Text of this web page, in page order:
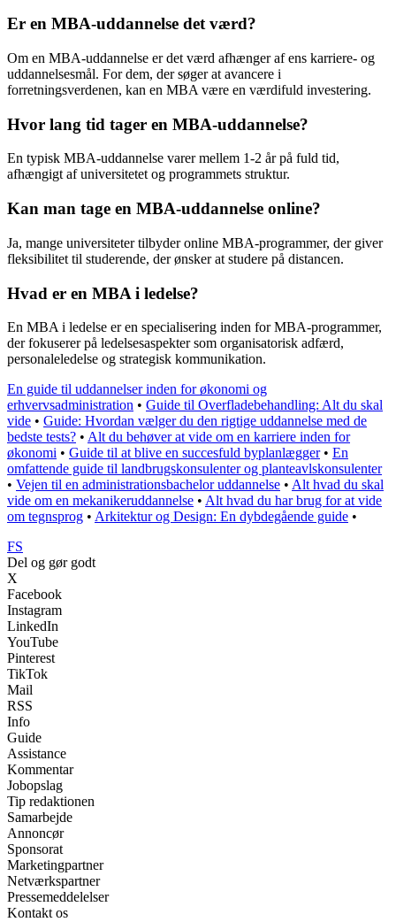
Er en MBA-uddannelse det værd?
Om en MBA-uddannelse er det værd afhænger af ens karriere- og
uddannelsesmål. For dem, der søger at avancere i
forretningsverdenen, kan en MBA være en værdifuld investering.
Hvor lang tid tager en MBA-uddannelse?
En typisk MBA-uddannelse varer mellem 1-2 år på fuld tid,
afhængigt af universitetet og programmets struktur.
Kan man tage en MBA-uddannelse online?
Ja, mange universiteter tilbyder online MBA-programmer, der giver
fleksibilitet til studerende, der ønsker at studere på distancen.
Hvad er en MBA i ledelse?
En MBA i ledelse er en specialisering inden for MBA-programmer,
der fokuserer på ledelsesaspekter som organisatorisk adfærd,
personaleledelse og strategisk kommunikation.
En guide til uddannelser inden for økonomi og
erhvervsadministration • Guide til Overfladebehandling: Alt du skal
vide • Guide: Hvordan vælger du den rigtige uddannelse med de
bedste tests? • Alt du behøver at vide om en karriere inden for
økonomi • Guide til at blive en succesfuld byplanlægger• En
omfattende guide til landbrugskonsulenter og planteavlskonsulenter
• Vejen til en administrationsbachelor uddannelse • Alt hvad du skal
vide om en mekanikeruddannelse • Alt hvad du har brug for at vide
om tegnsprog • Arkitektur og Design: En dybdegående guide •
FS
Del og gør godt
X
Facebook
Instagram
LinkedIn
YouTube
Pinterest
TikTok
Mail
RSS
Info
Guide
Assistance
Kommentar
Jobopslag
Tip redaktionen
Samarbejde
Annoncør
Sponsorat
Marketingpartner
Netværkspartner
Pressemeddelelser
Kontakt os